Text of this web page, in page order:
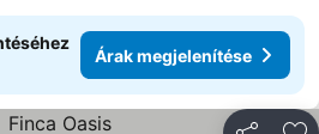
Árak megjelenítése